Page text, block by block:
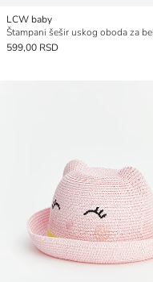
LCW baby
599,00 RSD